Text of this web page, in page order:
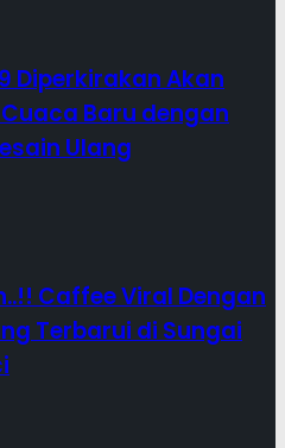
Diperkirakan Akan
Baru dengan
Ulang
Caffee Viral Dengan
Terbarui di Sungai